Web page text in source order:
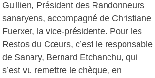
Guillien, Président des Randonneurs
sanaryens, accompagné de Christiane
Fuerxer, la vice-présidente. Pour les
Restos du Cœurs, c’est le responsable
de Sanary, Bernard Etchanchu, qui
s’est vu remettre le chèque, en